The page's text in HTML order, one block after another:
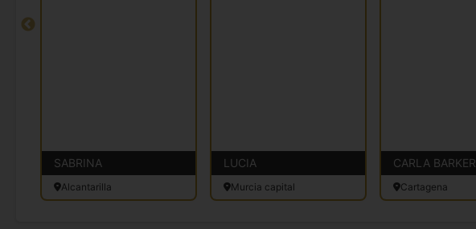
SABRINA
Alcantarilla
LUCIA
Murcia capital
CARLA BARKER
Cartagena